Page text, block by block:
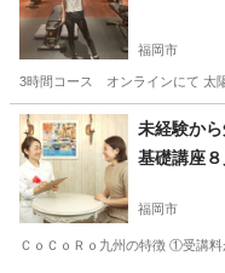
福岡市
3時間コース オンラインにて 太
福岡 福岡市 その他
未経験か
基礎講座
テスクール
福岡市
ＣｏＣｏＲｏ九州の特徴 ①受講